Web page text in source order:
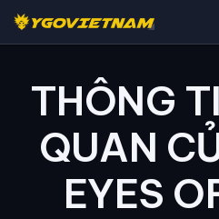
THÔNG
QUAN
EYES